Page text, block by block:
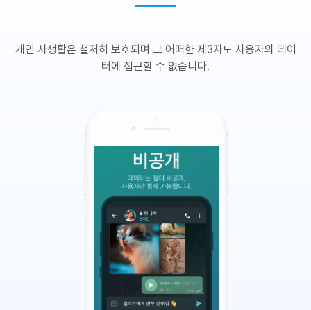
개인 사생활은 철저히 보호되며 그 어떠한 제3자도 사용자의 데이
터에 접근할 수 없습니다.